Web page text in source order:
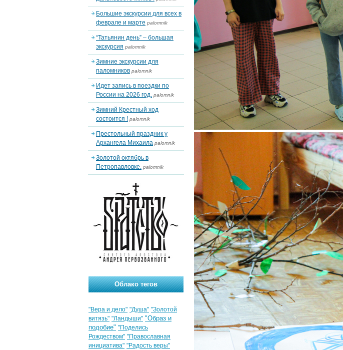
Большие экскурсии для всех в
феврале и марте palomnik
“Татьянин день” – большая
экскурсия palomnik
Зимние экскурсии для
паломников palomnik
Идет запись в поездки по
России на 2026 год. palomnik
Зимний Крестный ход
состоится ! palomnik
Престольный праздник у
Архангела Михаила palomnik
Золотой октябрь в
Петропавловке. palomnik
Облако тегов
"Вера и дело" "Душа" "Золотой
витязь" "Ландыши" "Образ и
подобие" "Поделись
Рождеством" "Православная
инициатива" "Радость веры"